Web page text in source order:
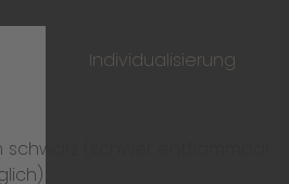
Individualisierung
schwarz (schwer entflammbar